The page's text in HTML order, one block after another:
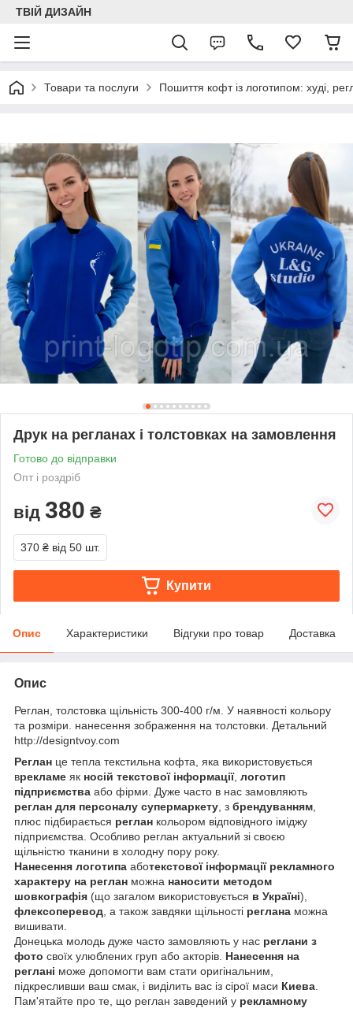
ТВІЙ ДИЗАЙН
Товари та послуги Пошиття кофт із логотипом: худі,
Друк на регланах і толстовках на замовлення
Готово до відправки
Опт і роздріб
від 380 ₴
370 ₴ від 50 шт.
Купити
Опис Характеристики Відгуки про товар Доставка
Опис
Реглан, толстовка щільність 300-400 г/м. У наявності кольору
та розміри. нанесення зображення на толстовки. Детальний
http://designtvoy.com
Реглан це тепла текстильна кофта, яка використовується
врекламе як носій текстової інформації, логотип
підприємства або фірми. Дуже часто в нас замовляють
реглан для персоналу супермаркету , з брендуванням
плюс підбирається реглан кольором відповідного іміджу
підприємства. Особливо реглан актуальний зі своєю
щільністю тканини в холодну пору року.
Нанесення логотипа аботекстової інформації рекламного
характеру на реглан можна наносити методом
шовкографія (що загалом використовується в Україні),
флексоперевод , а також завдяки щільності реглана можна
вишивати.
Донецька молодь дуже часто замовляють у нас реглани з
фото своїх улюблених груп або акторів. Нанесення на
реглані може допомогти вам стати оригінальним,
підкресливши ваш смак, і виділить вас із сірої маси Киева
Пам'ятайте про те, що реглан заведений у рекламному